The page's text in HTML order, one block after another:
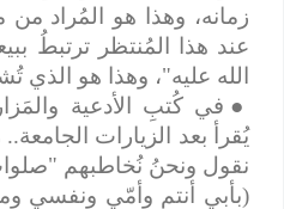
زمانه، وهذا هو المُراد من
عند هذا المُنتظر ترتبطُ
الله عليه"، وهذا هو الذي
●في كُتبِ الأدعية
يُقرأ بعد الزيارات
نقول ونحنُ نُخاطبهم
(بأبي أنتم وأمّي ونفسي